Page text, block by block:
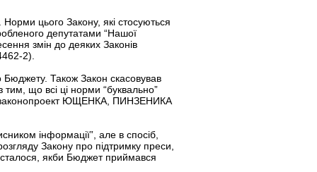
цього Закону, які стосуються
депутатами “Нашої
змін до деяких Законів
2).
Бюджету. Також Закон скасовував
тим, що всі ці норми “буквально”
законопроект ЮЩЕНКА, ПИНЗЕНИКА
інформації”, але в спосіб,
Закону про підтримку преси,
якби Бюджет приймався